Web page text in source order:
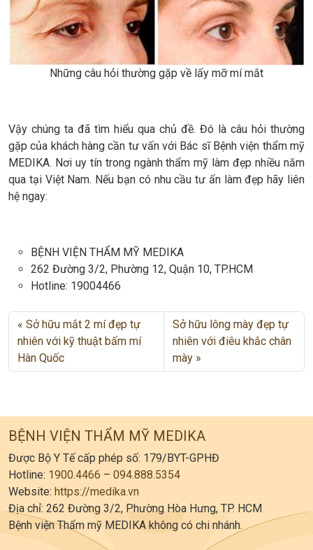
Những câu hỏi thường gặp về lấy mỡ mí mắt
Vậy chúng ta đã tìm hiểu qua chủ đề. Đó là câu hỏi thường
gặp của khách hàng cần tư vấn với Bác sĩ Bệnh viện thẩm mỹ
MEDIKA. Nơi uy tín trong ngành thẩm mỹ làm đẹp nhiều năm
qua tại Việt Nam. Nếu bạn có nhu cầu tư ấn làm đẹp hãy liên
hệ ngay:
BỆNH VIỆN THẨM MỸ MEDIKA
262 Đường 3/2, Phường 12, Quận 10, TP.HCM
Hotline: 19004466
Sở hữu mắt 2 mí đẹp tự
nhiên với kỹ thuật bấm mí
Hàn Quốc
Sở hữu lông mày đẹp tự
nhiên với điêu khắc chân
mày
BỆNH VIỆN THẨM MỸ MEDIKA
Được Bộ Y Tế cấp phép số: 179/BYT-GPHĐ
Hotline: 1900.4466 – 094.888.5354
Website: https://medika.vn
Địa chỉ: 262 Đường 3/2, Phường Hòa Hưng, TP. HCM
Bệnh viện Thẩm mỹ MEDIKA không có chi nhánh.